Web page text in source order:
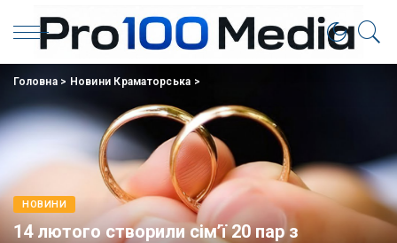
Головна> Новини Краматорська >
НОВИНИ
14 лютого створили сім’ї 20 пар з